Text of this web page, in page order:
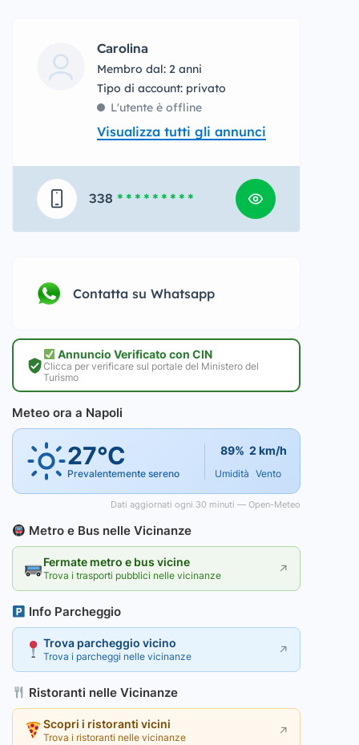
Carolina
Membro dal: 2 anni
tipo di account: privato
L'utente è offline
Visualizza tutti gli annunci
338 * * * * * * * * *
Contatta su Whatsapp
Annuncio Verificato con CIN
Clicca per verificare sul portale del Ministero del
Turismo
Meteo ora a Napoli
27°C
Prevalentemente sereno
89%
Umidità
2 km/h
Vento
Dati aggiornati ogni 30 minuti — Open-Meteo
Metro e Bus nelle Vicinanze
Fermate metro e bus vicine
Trova i trasporti pubblici nelle vicinanze ↗
Info Parcheggio
Trova parcheggio vicino
Trova i parcheggi nelle vicinanze ↗
Ristoranti nelle Vicinanze
Scopri i ristoranti vicini
Trova i ristoranti nelle vicinanze ↗